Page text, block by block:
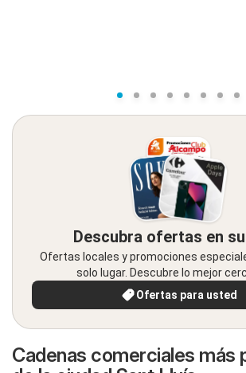
Descubra ofertas en
Ofertas locales y promociones
solo lugar. Descubre lo mejor
Ofertas para usted
Cadenas comerciales más